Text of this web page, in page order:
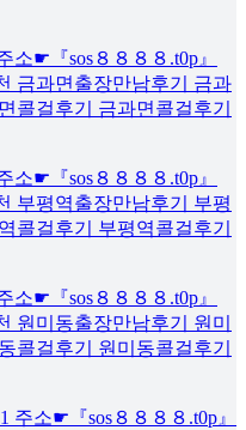
소☛『sos８８８８.t0p』
금과면출장만남후기 금과
콜걸후기 금과면콜걸후기
소☛『sos８８８８.t0p』
부평역출장만남후기 부평
콜걸후기 부평역콜걸후기
소☛『sos８８８８.t0p』
원미동출장만남후기 원미
콜걸후기 원미동콜걸후기
주소☛『sos８８８８.t0p』